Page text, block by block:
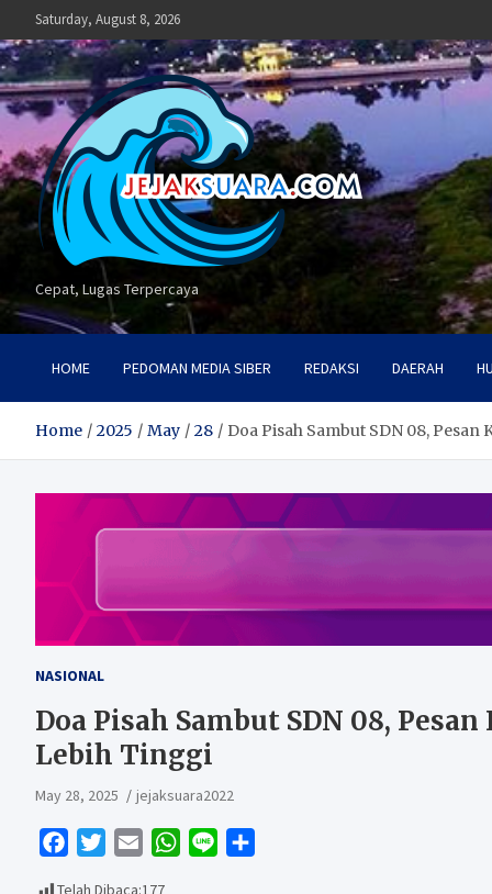
to
content
Saturday, August 8, 2026
Cepat, Lugas Terpercaya
HOME PEDOMAN MEDIA SIBER REDAKSI DAERAH
Home 2025 May 28 Doa Pisah Sambut SDN 08,
NASIONAL
Doa Pisah Sambut SDN 08,
Lebih Tinggi
May 28, 2025 jejaksuara2022
W
Telah Dibaca:177